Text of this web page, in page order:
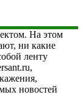
На этом
ни какие
ленту
новостей